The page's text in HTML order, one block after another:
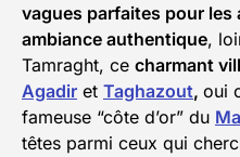
vagues parfaites pour les
ambiance authentique,
Tamraght, ce charmant
Agadir et Taghazout, oui
fameuse “côte d’or” du
têtes parmi ceux qui